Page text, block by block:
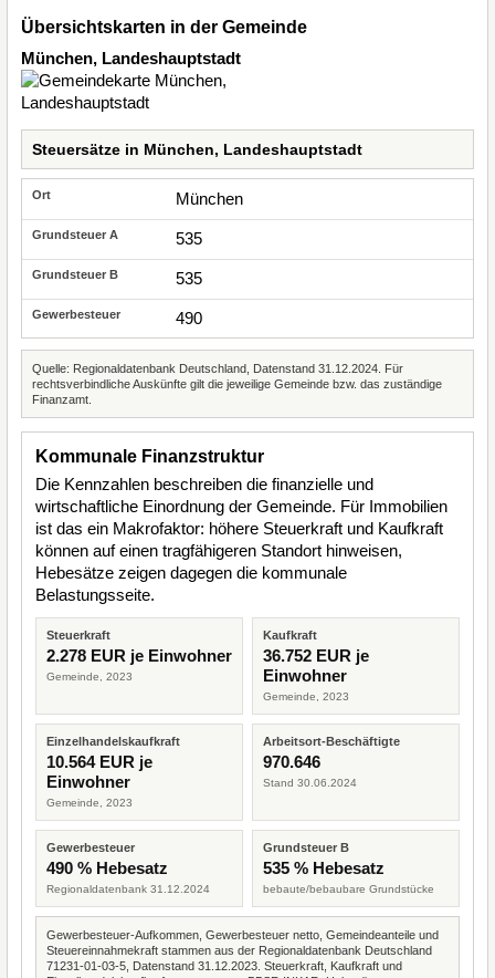
Übersichtskarten in der Gemeinde
München, Landeshauptstadt
Steuersätze in München, Landeshauptstadt
München
535
535
490
Quelle: Regionaldatenbank Deutschland, Datenstand 31.12.2024. Für
rechtsverbindliche Auskünfte gilt die jeweilige Gemeinde bzw. das zuständige
Finanzamt.
Kommunale Finanzstruktur
Die Kennzahlen beschreiben die finanzielle und
wirtschaftliche Einordnung der Gemeinde. Für Immobilien
ist das ein Makrofaktor: höhere Steuerkraft und Kaufkraft
können auf einen tragfähigeren Standort hinweisen,
Hebesätze zeigen dagegen die kommunale
Belastungsseite.
Steuerkraft
2.278 EUR je Einwohner
Gemeinde, 2023
Kaufkraft
36.752 EUR je
Einwohner
Gemeinde, 2023
Einzelhandelskaufkraft
10.564 EUR je
Einwohner
Gemeinde, 2023
Arbeitsort-Beschäftigte
970.646
Stand 30.06.2024
Gewerbesteuer
490 % Hebesatz
Regionaldatenbank 31.12.2024
Grundsteuer B
535 % Hebesatz
bebaute/bebaubare Grundstücke
Gewerbesteuer-Aufkommen, Gewerbesteuer netto, Gemeindeanteile und
Steuereinnahmekraft stammen aus der Regionaldatenbank Deutschland
71231-01-03-5, Datenstand 31.12.2023. Steuerkraft, Kaufkraft und